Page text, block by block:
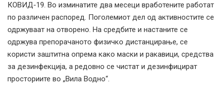
КОВИД-19. Во изминатите два месеци вработените работат
по различен распоред. Поголемиот дел од активностите се
одржуваат на отворено. На средбите и настаните се
одржува препорачаното физичко дистанцирање, се
користи заштитна опрема како маски и ракавици, средства
за дезинфекција, а редовно се чистат и дезинфицират
просториите во „Вила Водно“.